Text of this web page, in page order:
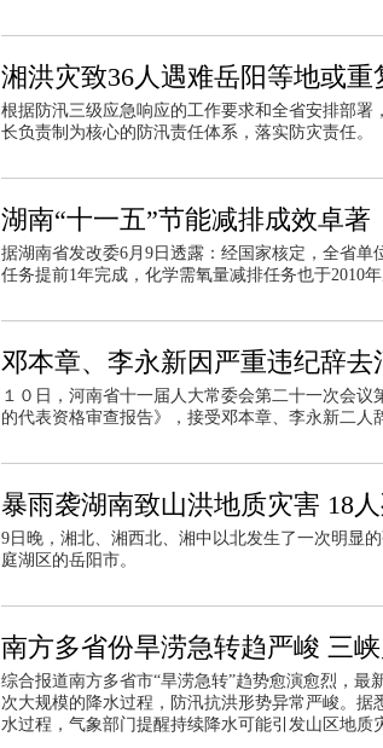
湘洪灾致36人遇难岳阳等地或重
根据防汛三级应急响应的工作要求和全省安排部
长负责制为核心的防汛责任体系，落实防灾责任。
湖南“十一五”节能减排成效卓著
据湖南省发改委6月9日透露：经国家核定，全省
任务提前1年完成，化学需氧量减排任务也于2010年
邓本章、李永新因严重违纪辞
１０日，河南省十一届人大常委会第二十一次会
的代表资格审查报告》，接受邓本章、李永新二人
暴雨袭湖南致山洪地质灾害 18
9日晚，湘北、湘西北、湘中以北发生了一次明显
庭湖区的岳阳市。
南方多省份旱涝急转趋严峻 三
综合报道南方多省市“旱涝急转”趋势愈演愈烈，
次大规模的降水过程，防汛抗洪形势异常严峻。
水过程，气象部门提醒持续降水可能引发山区地质